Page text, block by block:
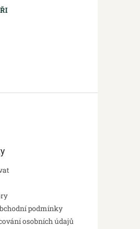
podmínky
osobních údajů